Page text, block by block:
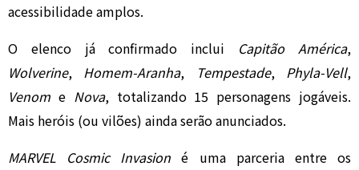
acessibilidade amplos.
O elenco já confirmado inclui Capitão América,
Wolverine, Homem-Aranha, Tempestade, Phyla-Vell,
Venom e Nova, totalizando 15 personagens jogáveis.
Mais heróis (ou vilões) ainda serão anunciados.
MARVEL Cosmic Invasion é uma parceria entre os